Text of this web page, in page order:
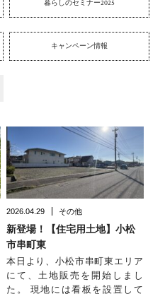
暮らしのセミナー2025
キャンペーン情報
2026.04.29 その他
新登場！【住宅用土地】小松
市串町東
本日より、小松市串町東エリア
にて、土地販売を開始しまし
た。 現地には看板を設置して